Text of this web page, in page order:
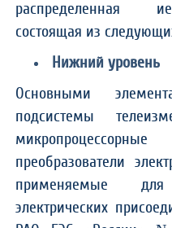
распределенная
состоящая из
Нижний уровень
Основными
подсистемы
преобразователи
применяемые
электрических